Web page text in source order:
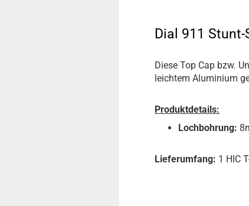
Dial 911
Diese Top Cap bzw.
leichtem Aluminium
Produktdetails:
Lochbohrung:
Lieferumfang: 1 HIC